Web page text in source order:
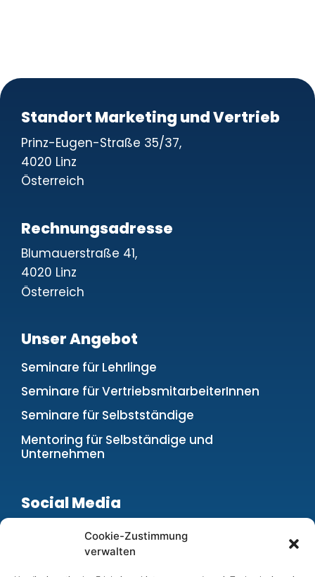
Cookie-Zustimmung
verwalten
Unser Angebot
Seminare für Lehrlinge
Seminare für VertriebsmitarbeiterInnen
Seminare für Selbstständige
Mentoring für Selbständige und
Unternehmen
Social Media
Standort Marketing und Vertrieb
Prinz-Eugen-Straße 35/37,
4020 Linz
Österreich
Rechnungsadresse
Blumauerstraße 41,
4020 Linz
Österreich